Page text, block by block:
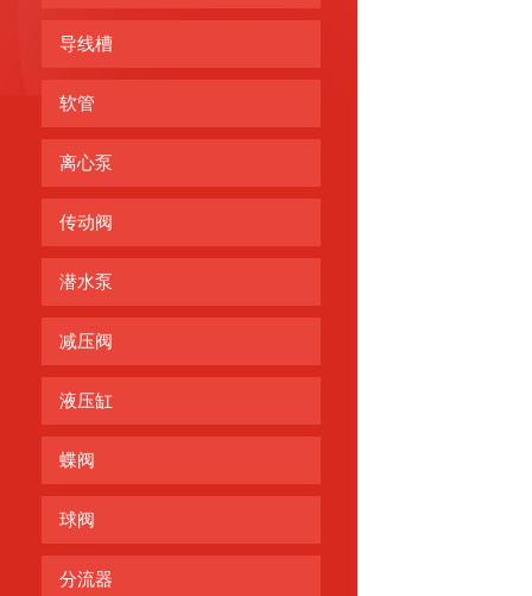
导线槽
软管
离心泵
传动阀
潜水泵
减压阀
液压缸
蝶阀
球阀
分流器